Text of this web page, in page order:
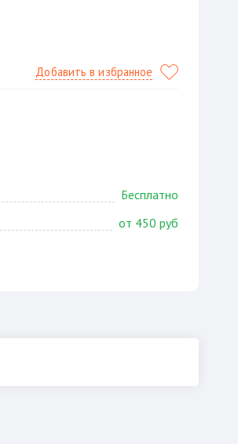
Добавить в избранное
Бесплатно
от 450 руб